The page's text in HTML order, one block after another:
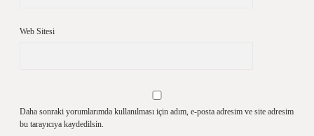
Web Sitesi
Daha sonraki yorumlarımda kullanılması için adım, e-posta adresim ve site adresim
bu tarayıcıya kaydedilsin.